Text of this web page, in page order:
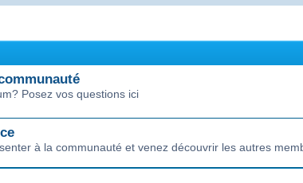
Posez vos questions ici
à la communauté et venez découvrir les autres